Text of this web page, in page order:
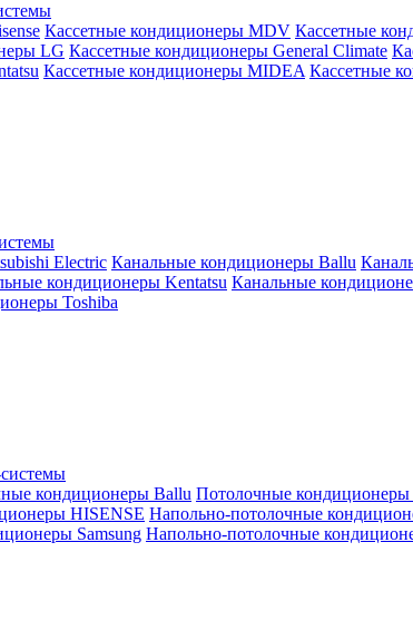
Кассетные кондиционеры MDV Кассетные
LG Кассетные кондиционеры General Climate
Кассетные кондиционеры MIDEA Кассетные
Electric Канальные кондиционеры Ballu
кондиционеры Kentatsu Канальные
Toshiba
кондиционеры Ballu Потолочные кондиционеры
HISENSE Напольно-потолочные
Samsung Напольно-потолочные